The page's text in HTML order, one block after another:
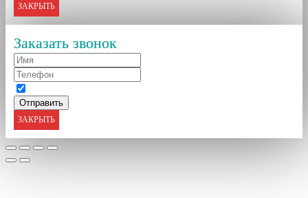
ЗАКРЫТЬ
Заказать звонок
ЗАКРЫТЬ